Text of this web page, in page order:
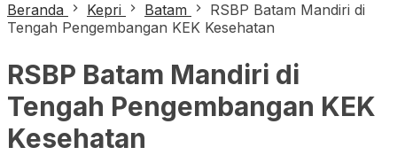
Beranda
Kepri Batam
RSBP Batam Mandiri di
Tengah Pengembangan KEK Kesehatan
RSBP Batam Mandiri di
Tengah Pengembangan KEK
Kesehatan